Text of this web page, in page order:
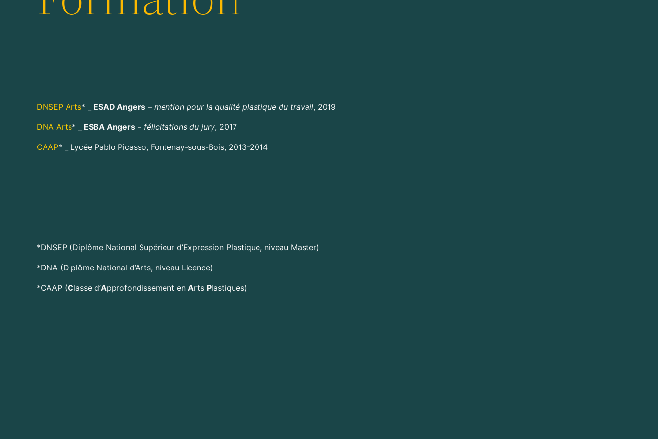
DNSEP Arts* _ ESAD Angers –mention pour la qualité plastique du travail, 2019
DNA Arts* _ ESBA Angers – félicitations du jury, 2017
CAAP* _ Lycée Pablo Picasso, Fontenay-sous-Bois, 2013-2014
*DNSEP (Diplôme National Supérieur d’Expression Plastique, niveau Master)
*DNA (Diplôme National d’Arts, niveau Licence)
*CAAP (Classe d’Approfondissement enArts Plastiques)